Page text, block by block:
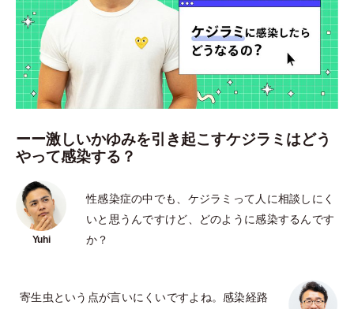
ーー激しいかゆみを引き起こすケジラミはどう
やって感染する？
性感染症の中でも、ケジラミって人に相談しにく
いと思うんですけど、どのように感染するんです
か？
寄生虫という点が言いにくいですよね。感染経路